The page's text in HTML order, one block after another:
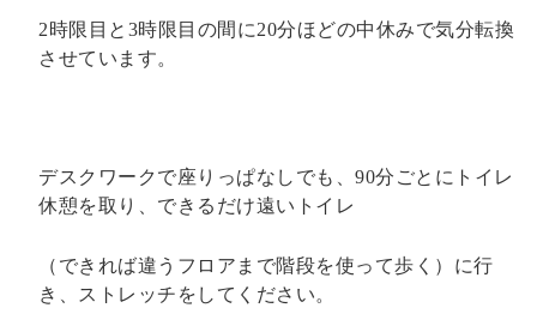
2時限目と 3時限目の間に20分ほどの中休みで気分転換
させています。
デスクワークで座りっぱなしでも、90分ごとにトイレ
休憩を取り、できるだけ遠いトイレ
（できれば違うフロアまで階段を使って歩く）に行
き、ストレッチをしてください。